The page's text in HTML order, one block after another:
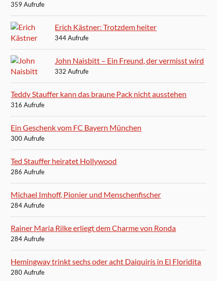
359 Aufrufe
Erich Kästner: Trotzdem heiter
344 Aufrufe
John Naisbitt – Ein Freund, der vermisst wird
332 Aufrufe
Teddy Stauffer kann das braune Pack nicht ausstehen
316 Aufrufe
Ein Geschenk vom FC Bayern München
300 Aufrufe
Ted Stauffer heiratet Hollywood
286 Aufrufe
Michael Imhoff, Pionier und Menschenfischer
284 Aufrufe
Rainer Maria Rilke erliegt dem Charme von Ronda
284 Aufrufe
Hemingway trinkt sechs oder acht Daiquirís in El Floridita
280 Aufrufe